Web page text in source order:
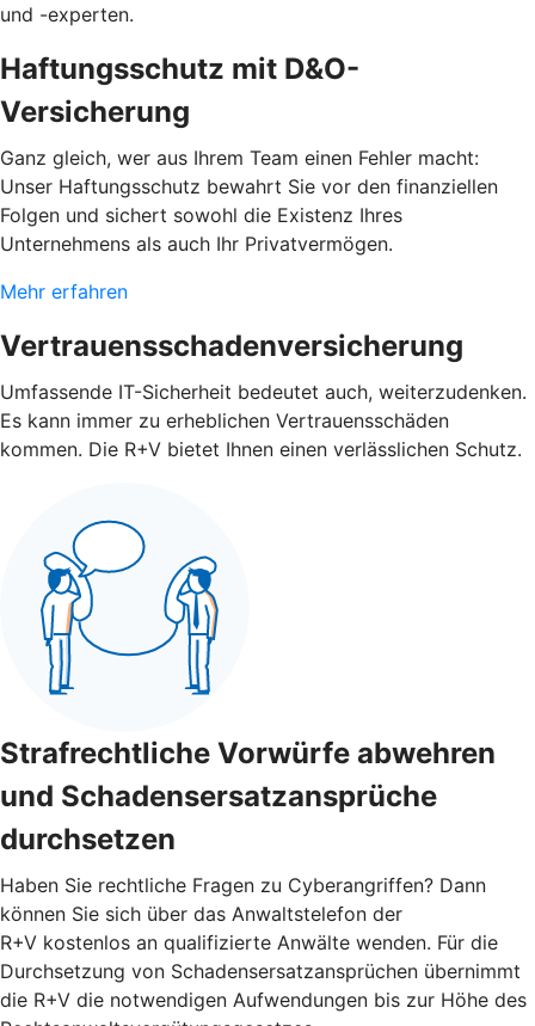
und -experten.
Haftungsschutz mit D&O-
Versicherung
Ganz gleich, wer aus Ihrem Team einen Fehler macht:
Unser Haftungsschutz bewahrt Sie vor den finanziellen
Folgen und sichert sowohl die Existenz Ihres
Unternehmens als auch Ihr Privatvermögen.
Mehr erfahren
Vertrauensschadenversicherung
Umfassende IT-Sicherheit bedeutet auch, weiterzudenken.
Es kann immer zu erheblichen Vertrauensschäden
kommen. Die R+V bietet Ihnen einen verlässlichen Schutz.
Strafrechtliche Vorwürfe abwehren
und Schadensersatzansprüche
durchsetzen
Haben Sie rechtliche Fragen zu Cyberangriffen? Dann
können Sie sich über das Anwaltstelefon der
R+V kostenlos an qualifizierte Anwälte wenden. Für die
Durchsetzung von Schadensersatzansprüchen übernimmt
die R+V die notwendigen Aufwendungen bis zur Höhe des